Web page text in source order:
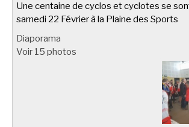
Une centaine de cyclos et cyclotes se
samedi 22 Février à la Plaine des Sports
Diaporama
Voir 15 photos